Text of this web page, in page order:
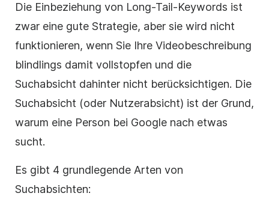
Die Einbeziehung von Long-Tail-Keywords ist
zwar eine gute Strategie, aber sie wird nicht
funktionieren, wenn Sie Ihre Videobeschreibung
blindlings damit vollstopfen und die
Suchabsicht dahinter nicht berücksichtigen. Die
Suchabsicht (oder Nutzerabsicht) ist der Grund,
warum eine Person bei Google nach etwas
sucht.
Es gibt 4 grundlegende Arten von
Suchabsichten: